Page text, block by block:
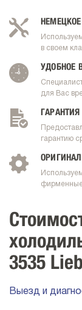
в своем
УДОБНОЕ
для Вас
гарантию
фирменные
3535
Выезд и